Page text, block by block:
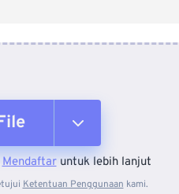
Mendaftaruntuk lebih lanjut
Ketentuan Penggunaan kami.